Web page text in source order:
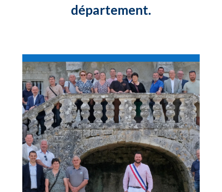
département.